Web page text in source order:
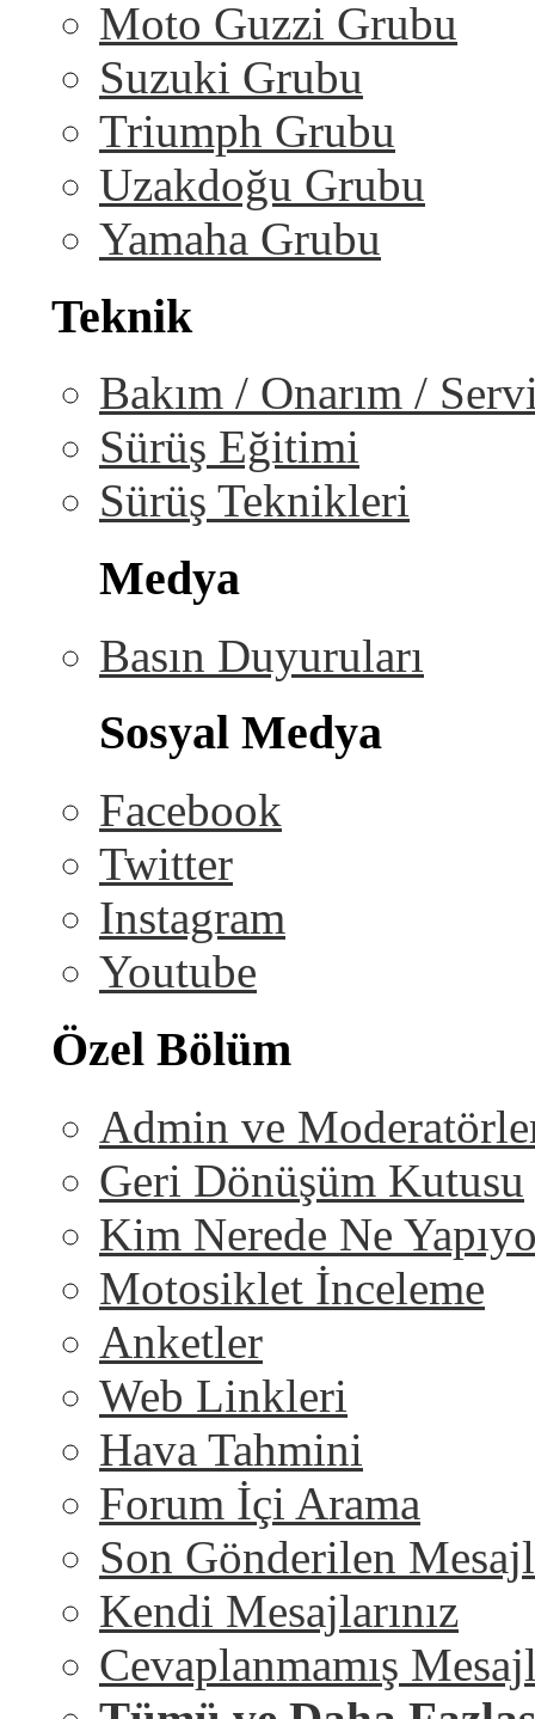
Moto Guzzi Grubu
Suzuki Grubu
Triumph Grubu
Uzakdoğu Grubu
Yamaha Grubu
Teknik
Bakım / Onarım /
Sürüş Eğitimi
Sürüş Teknikleri
Medya
Basın Duyuruları
Sosyal Medya
Facebook
Twitter
Instagram
Youtube
Özel Bölüm
Admin ve
Geri Dönüşüm Kutusu
Kim Nerede Ne
Motosiklet İnceleme
Anketler
Web Linkleri
Hava Tahmini
Forum İçi Arama
Son Gönderilen
Kendi Mesajlarınız
Cevaplanmamış